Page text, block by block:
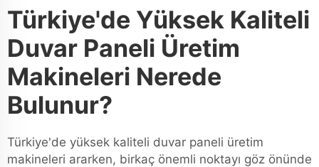
Türkiye'de Yüksek Kaliteli
Duvar Paneli Üretim
Makineleri Nerede
Bulunur?
Türkiye'de yüksek kaliteli duvar paneli üretim
makineleri ararken, birkaç önemli noktayı göz önünde